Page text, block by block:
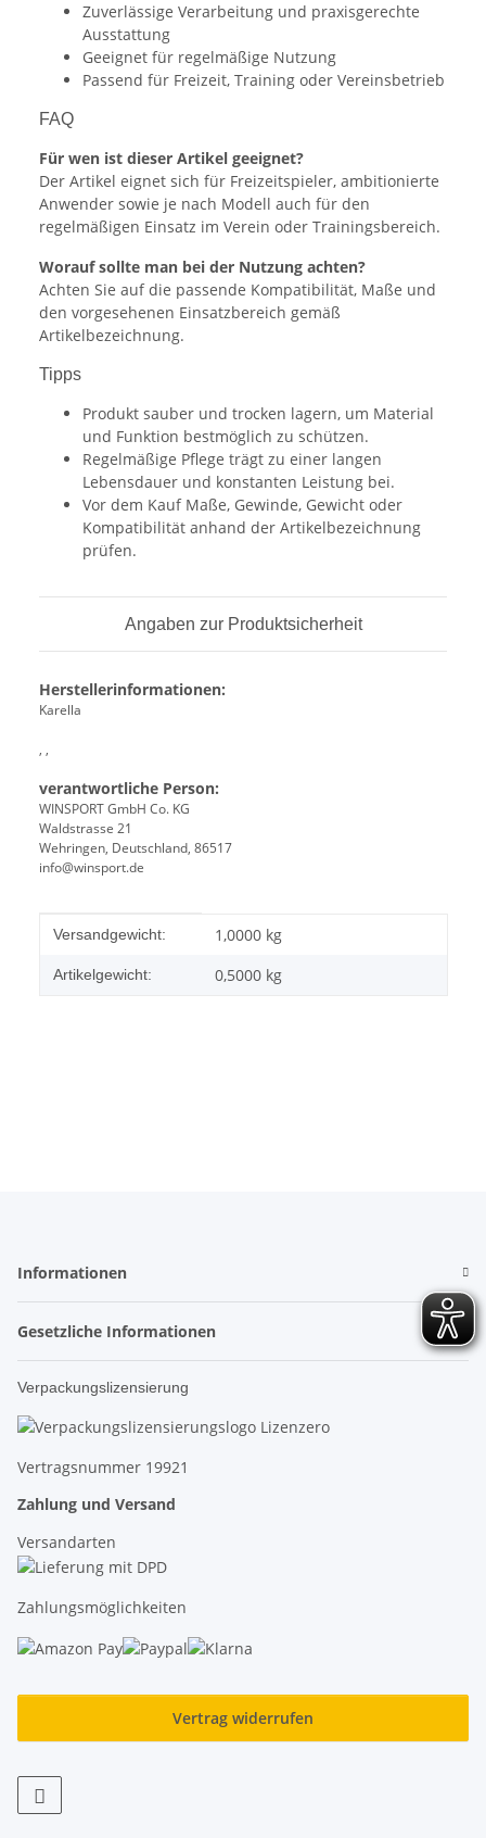
Zuverlässige Verarbeitung und praxisgerechte
Ausstattung
Geeignet für regelmäßige Nutzung
Passend für Freizeit, Training oder Vereinsbetrieb
FAQ
Für wen ist dieser Artikel geeignet?
Der Artikel eignet sich für Freizeitspieler, ambitionierte
Anwender sowie je nach Modell auch für den
regelmäßigen Einsatz im Verein oder Trainingsbereich.
Worauf sollte man bei der Nutzung achten?
Achten Sie auf die passende Kompatibilität, Maße und
den vorgesehenen Einsatzbereich gemäß
Artikelbezeichnung.
Tipps
Produkt sauber und trocken lagern, um Material
und Funktion bestmöglich zu schützen.
Regelmäßige Pflege trägt zu einer langen
Lebensdauer und konstanten Leistung bei.
Vor dem Kauf Maße, Gewinde, Gewicht oder
Kompatibilität anhand der Artikelbezeichnung
prüfen.
Angaben zur Produktsicherheit
Herstellerinformationen:
Karella
, ,
verantwortliche Person:
WINSPORT GmbH Co. KG
Waldstrasse 21
Wehringen, Deutschland, 86517
info@winsport.de
Produkteigenschaft
Wert
Versandgewicht: 1,0000 kg
Artikelgewicht: 0,5000 kg
Informationen
Gesetzliche Informationen
Verpackungslizensierung
Vertragsnummer 19921
Zahlung und Versand
Versandarten
Zahlungsmöglichkeiten
Vertrag widerrufen